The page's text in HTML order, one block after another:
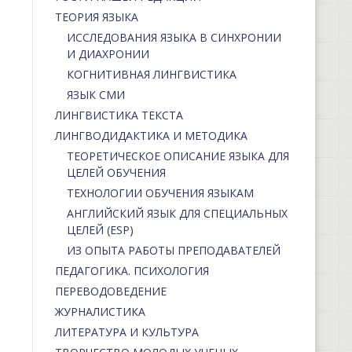
ТЕОРИЯ ЯЗЫКА
ИССЛЕДОВАНИЯ ЯЗЫКА В СИНХРОНИИ
И ДИАХРОНИИ
КОГНИТИВНАЯ ЛИНГВИСТИКА
ЯЗЫК СМИ
ЛИНГВИСТИКА ТЕКСТА
ЛИНГВОДИДАКТИКА И МЕТОДИКА
ТЕОРЕТИЧЕСКОЕ ОПИСАНИЕ ЯЗЫКА ДЛЯ
ЦЕЛЕЙ ОБУЧЕНИЯ
ТЕХНОЛОГИИ ОБУЧЕНИЯ ЯЗЫКАМ
АНГЛИЙСКИЙ ЯЗЫК ДЛЯ СПЕЦИАЛЬНЫХ
ЦЕЛЕЙ (ESP)
ИЗ ОПЫТА РАБОТЫ ПРЕПОДАВАТЕЛЕЙ
ПЕДАГОГИКА. ПСИХОЛОГИЯ
ПЕРЕВОДОВЕДЕНИЕ
ЖУРНАЛИСТИКА
ЛИТЕРАТУРА И КУЛЬТУРА